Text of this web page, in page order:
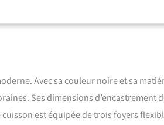
Avec sa couleur noire et sa
Ses dimensions d’encastrement
est équipée de trois foyers